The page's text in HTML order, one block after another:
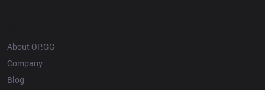
About OP.GG
Company
Blog